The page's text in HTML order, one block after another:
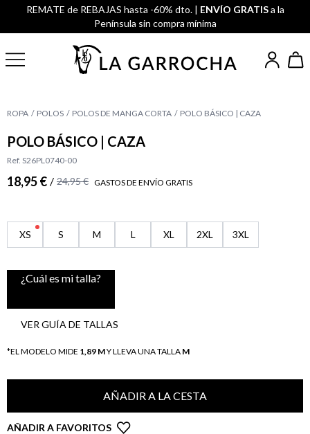
REMATE de REBAJAS hasta -60% dto. | ENVÍO GRATISa la
Península sin compra mínima
ROPA POLOS POLOS DE MANGA CORTA POLO BÁSICO | CAZA
POLO BÁSICO | CAZA
Ref. S26PL0740-00
18,95 € / 24,95 € GASTOS DE ENVÍO GRATIS
XS S M L XL 2XL 3XL
¿Cuál es mi talla?
VER GUÍA DE TALLAS
*EL MODELO MIDE 1,89 MY LLEVA UNA TALLA M
AÑADIR A LA CESTA
AÑADIR A FAVORITOS